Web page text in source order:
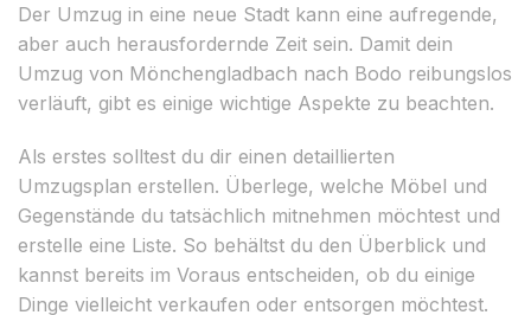
Der Umzug in eine neue Stadt kann eine aufregende,
aber auch herausfordernde Zeit sein. Damit dein
Umzug von Mönchengladbach nach Bodo reibungslos
verläuft, gibt es einige wichtige Aspekte zu beachten.
Als erstes solltest du dir einen detaillierten
Umzugsplan erstellen. Überlege, welche Möbel und
Gegenstände du tatsächlich mitnehmen möchtest und
erstelle eine Liste. So behältst du den Überblick und
kannst bereits im Voraus entscheiden, ob du einige
Dinge vielleicht verkaufen oder entsorgen möchtest.